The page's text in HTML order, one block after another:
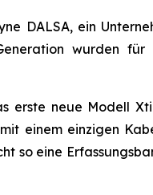
DALSA, ein
wurden
erste neue Modell
einem einzigen
so eine